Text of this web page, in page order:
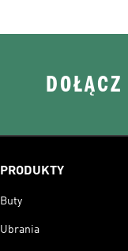
PRODUKTY
Buty
Ubrania